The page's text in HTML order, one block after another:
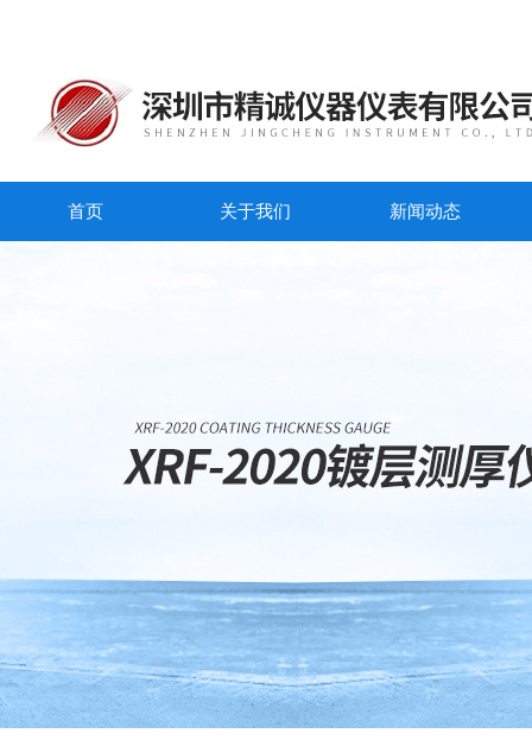
首页 关于我们 新闻动态